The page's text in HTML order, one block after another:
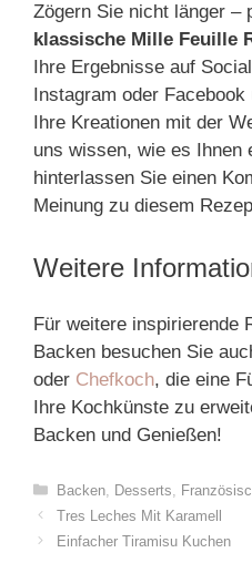
Zögern Sie nicht länger –
klassische Mille Feuille
Ihre Ergebnisse auf
Instagram oder
Ihre Kreationen mit der
uns wissen, wie es Ihnen
hinterlassen Sie einen
Meinung zu diesem
Weitere
Für weitere inspirierende
Backen besuchen Sie
oder Chefkoch, die eine
Ihre Kochkünste zu
Backen und Genießen!
Categories
Backen, Desserts
Tres Leches Mit Karamell
Einfacher Tiramisu Kuchen